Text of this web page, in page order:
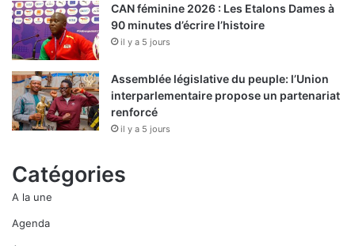
CAN féminine 2026 : Les Etalons Dames à
90 minutes d’écrire l’histoire
il y a 5 jours
Assemblée législative du peuple: l’Union
interparlementaire propose un partenariat
renforcé
il y a 5 jours
Catégories
A la une
Agenda